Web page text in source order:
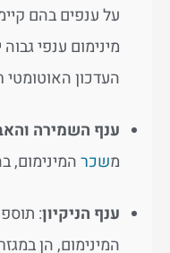
על ענפים בהם
מינימום ענפי
העדכון האוטומטי
ענף השמירה
משכרהמינימום,
ענף הניקיון: תוספת
המינימום, הן